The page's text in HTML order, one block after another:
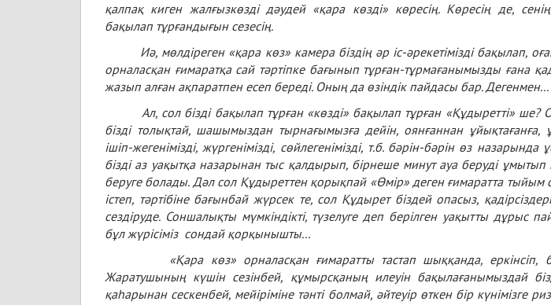
қалпақ киген жалғызкөзді дәудей «қара көзді» көресің. Көресің де, сенің
бақылап тұрғандығын сезесің.
Иә, мөлдіреген «қара көз» камера біздің әр іс-әрекетімізді бақылап,
орналасқан ғимаратқа сай тәртіпке бағынып тұрған-тұрмағанымызды ғана
жазып алған ақпаратпен есеп береді. Оның да өзіндік пайдасы бар. Дегенмен...
Ал, сол бізді бақылап тұрған «көзді» бақылап тұрған «Құдыретті» ше?
бізді толықтай, шашымыздан тырнағымызға дейін, оянғаннан ұйықтағанға,
ішіп-жегенімізді, жүргенімізді, сөйлегенімізді, т.б. бәрін-бәрін өз
бізді аз уақытқа назарынан тыс қалдырып, бірнеше минут ауа беруді
беруге болады. Дәл сол Құдыреттен қорықпай «Өмір» деген ғимаратта тыйым
істеп, тәртібіне бағынбай жүрсек те, сол Құдырет біздей опасыз,
сездіруде. Соншалықты мүмкіндікті, түзелуге деп берілген уақытты дұрыс
бұл жүрісіміз сондай қорқынышты...
«Қара көз» орналасқан ғимаратты тастап шыққанда, еркінсіп,
Жаратушының күшін сезінбей, құмырсқаның илеуін бақылағанымыздай
қаһарынан сескенбей, мейіріміне тәнті болмай, әйтеуір өткен бір күнімізге